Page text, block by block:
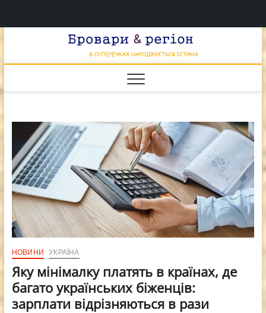
НАРОДЖУЄТЬСЯ
НОВИНИ УКРАЇНА
Яку мінімалку платять в країнах, де
багато українських біженців:
зарплати відрізняються в рази